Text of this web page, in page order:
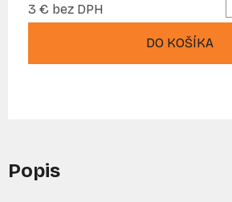
3 € bez DPH
DO KOŠÍKA
Popis